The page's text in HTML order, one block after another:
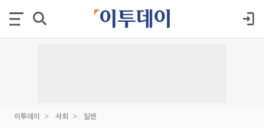
이투데이 사회 일반